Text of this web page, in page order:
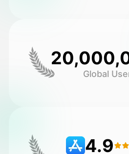
Global
4.9